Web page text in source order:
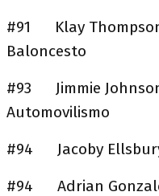
#91 Klay
Baloncesto
#93 Jimmie
Automovilismo
#94 Jacoby
#94 Adrian